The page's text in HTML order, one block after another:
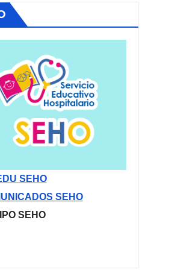
SEHO
SEHO
SEHO